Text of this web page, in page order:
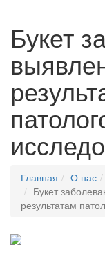
Букет
Главная О нас
Букет
результатам